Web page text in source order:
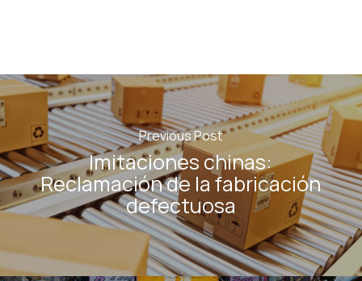
Previous Post
Imitaciones chinas:
Reclamación de la fabricación
defectuosa